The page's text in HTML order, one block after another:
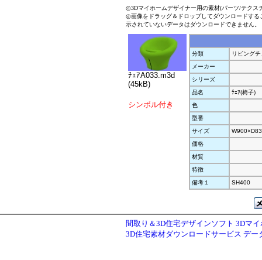
◎3Dマイホームデザイナー用の素材(パーツ/テクス
◎画像をドラッグ＆ドロップしてダウンロードす
示されていないデータはダウンロードできません。
ﾁｪｱA033.m3d
(45kB)
シンボル付き
分類
リビング
メーカー
シリーズ
品名
ﾁｪｱ(椅子)
色
型番
サイズ
価格
材質
特徴
備考１
SH400
間取り＆3D住宅デザインソフト 3Dマ
3D住宅素材ダウンロードサービス デー